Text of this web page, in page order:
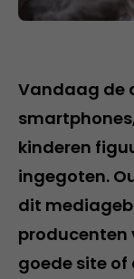
Vandaag de
kinderen
ingegoten.
dit
producenten
goede site